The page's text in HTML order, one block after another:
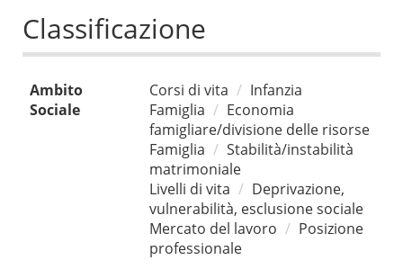
Classificazione
Ambito
Sociale
Corsi di vita
Infanzia
Famiglia
Economia
famigliare/divisione delle risorse
Famiglia
Stabilità/instabilità
matrimoniale
Livelli di vita
Deprivazione,
vulnerabilità, esclusione sociale
Mercato del lavoro
Posizione
professionale